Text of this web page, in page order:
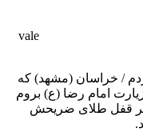
وَلِه جفت هاکنه اَما دتا ره[64] vale
/ خراسان (مشهد) که
امام رضا (ع) بروم
/ بر قفل طلای ضریحش